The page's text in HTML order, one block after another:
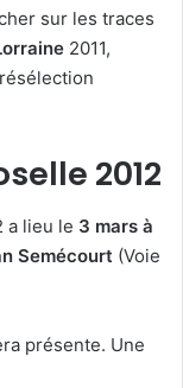
sur les traces
2011,
2012
a lieu le 3 mars à
Semécourt (Voie
présente. Une